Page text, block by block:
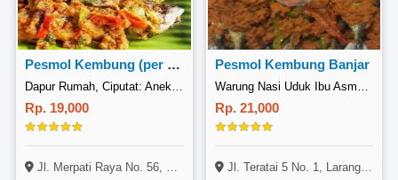
Pesmol Kembung (per ekor)
Dapur Rumah, Ciputat: Aneka Nasi Bakar, Sate, Pepes, Sayur, Ikan & Ayam Goreng
Rp. 19,000
Jl. Merpati Raya No. 56, Ciputat, Tangerang
Pesmol Kembung Banjar
Warung Nasi Uduk Ibu Asmah, Larangan
Rp. 21,000
Jl. Teratai 5 No. 1, Larangan Indah, Larangan, Tangerang